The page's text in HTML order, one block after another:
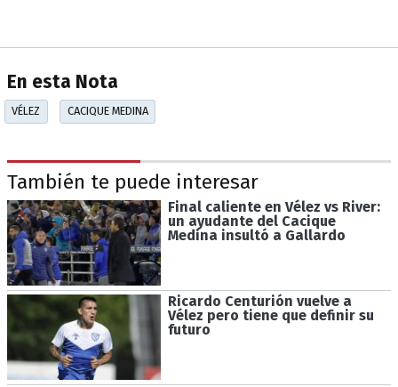
En esta Nota
VÉLEZ CACIQUE MEDINA
También te puede interesar
Final caliente en Vélez vs River:
un ayudante del Cacique
Medina insultó a Gallardo
Ricardo Centurión vuelve a
Vélez pero tiene que definir su
futuro